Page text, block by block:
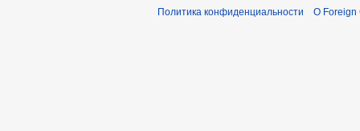
Политика конфиденциальности О Foreign